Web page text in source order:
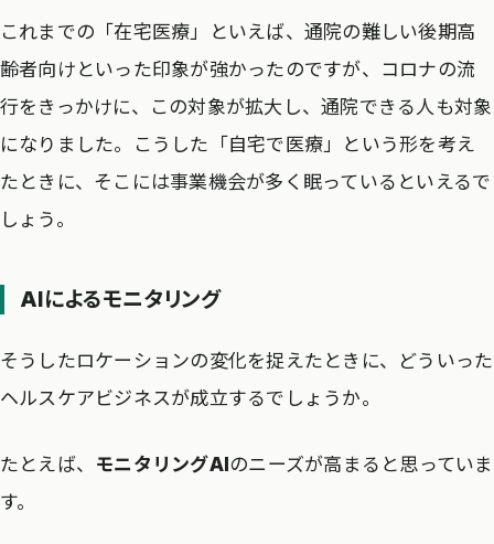
これまでの「在宅医療」といえば、通院の難しい後期高
齢者向けといった印象が強かったのですが、コロナの流
行をきっかけに、この対象が拡大し、通院できる人も対象
になりました。こうした「自宅で医療」という形を考え
たときに、そこには事業機会が多く眠っているといえるで
しょう。
AIによるモニタリング
そうしたロケーションの変化を捉えたときに、どういった
ヘルスケアビジネスが成立するでしょうか。
たとえば、 モニタリングAIのニーズが高まると思っていま
す。